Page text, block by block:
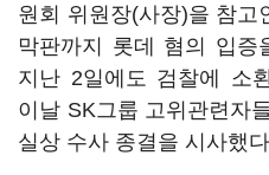
원회 위원장(사장)을 참고
막판까지 롯데 혐의 입
지난 2일에도 검찰에 소
이날 SK그룹 고위관련자
실상 수사 종결을 시사했